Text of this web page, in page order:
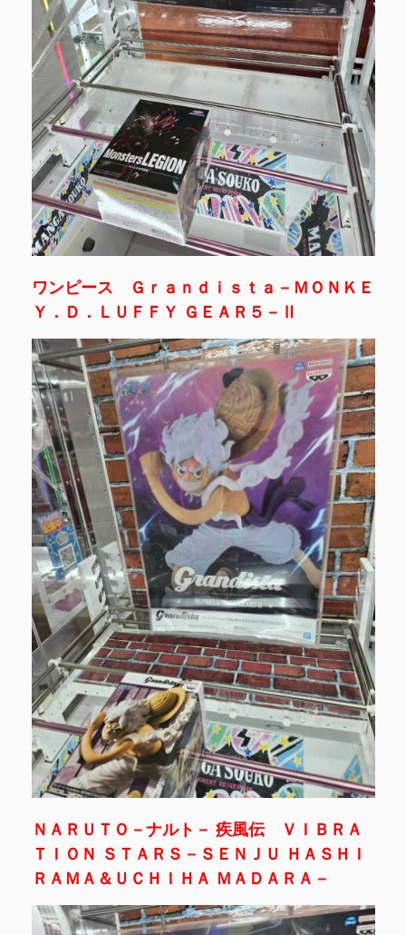
ワンピース Ｇｒａｎｄｉｓｔａ－ＭＯＮＫＥ
Ｙ．Ｄ．ＬＵＦＦＹ ＧＥＡＲ５－Ⅱ
ＮＡＲＵＴＯ－ナルト－ 疾風伝 ＶＩＢＲＡ
ＴＩＯＮ ＳＴＡＲＳ－ＳＥＮＪＵ ＨＡＳＨＩ
ＲＡＭＡ＆ＵＣＨＩＨＡ ＭＡＤＡＲＡ－